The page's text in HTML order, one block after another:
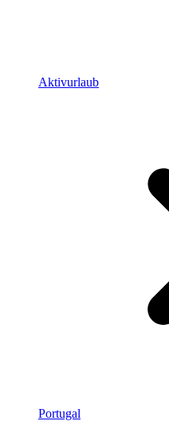
Aktivurlaub
Portugal